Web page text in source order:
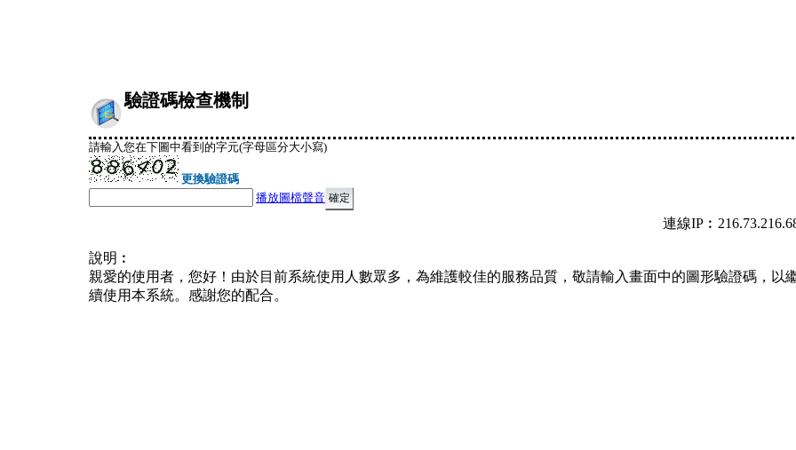
驗證碼檢查機制
請輸入您在下圖中看到的字元(字母區分大小寫)
更換驗證碼
播放圖檔聲音
連線
說明︰
親愛的使用者，您好！由於目前系統使用人數眾多，為維護較佳的服務品質，敬請輸入畫面中的圖形驗證碼，以
續使用本系統。感謝您的配合。